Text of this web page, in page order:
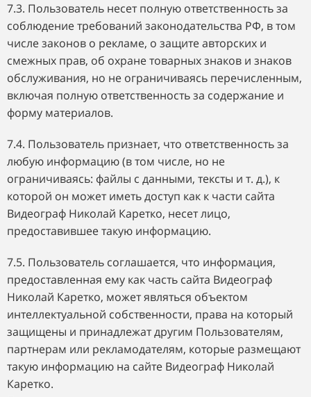
7.3. Пользователь несет полную ответственность за
соблюдение требований законодательства РФ, в том
числе законов о рекламе, о защите авторских и
смежных прав, об охране товарных знаков и знаков
обслуживания, но не ограничиваясь перечисленным,
включая полную ответственность за содержание и
форму материалов.
7.4. Пользователь признает, что ответственность за
любую информацию (в том числе, но не
ограничиваясь: файлы с данными, тексты и т. д.), к
которой он может иметь доступ как к части сайта
Видеограф Николай Каретко, несет лицо,
предоставившее такую информацию.
7.5. Пользователь соглашается, что информация,
предоставленная ему как часть сайта Видеограф
Николай Каретко, может являться объектом
интеллектуальной собственности, права на который
защищены и принадлежат другим Пользователям,
партнерам или рекламодателям, которые размещают
такую информацию на сайте Видеограф Николай
Каретко.